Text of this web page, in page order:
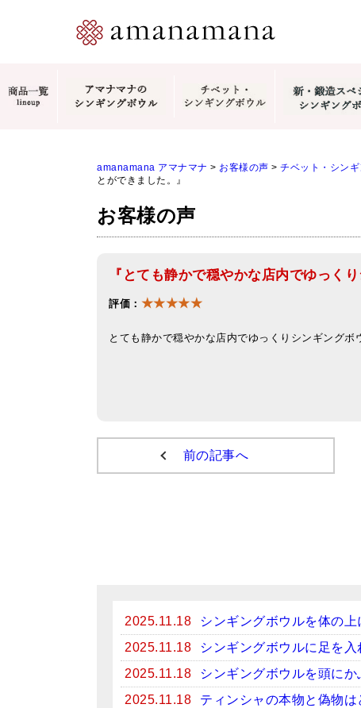
amanamana アマナマナ > お客様の声 > チベット・シン
とができました。』
お客様の声
『とても静かで穏やかな店内でゆっく
評価： ★★★★★
とても静かで穏やかな店内でゆっくりシンギングボ
前の記事へ
2025.11.18
シンギングボウルを体の
2025.11.18
シンギングボウルに足を
2025.11.18
シンギングボウルを頭に
2025.11.18
ティンシャの本物と偽物